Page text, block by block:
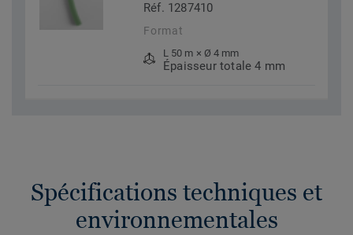
Réf. 1287410
Format
L 50 m × Ø 4 mm
Épaisseur totale 4 mm
Spécifications techniques et
environnementales